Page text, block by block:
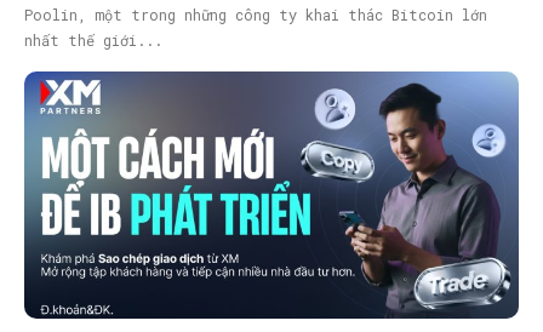
Poolin, một trong những công ty khai thác Bitcoin lớn
nhất thế giới...